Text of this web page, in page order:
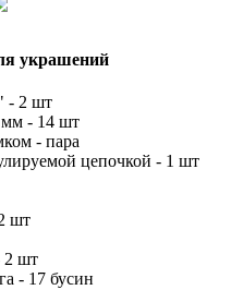
украшений
- 2 шт
мм - 14 шт
- пара
цепочкой - 1 шт
шт
2 шт
- 17 бусин